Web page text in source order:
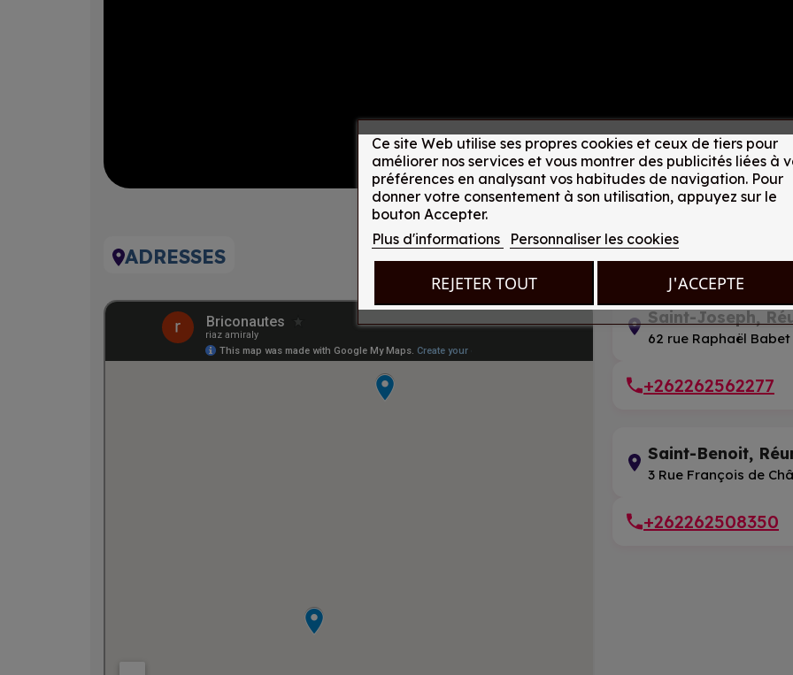
ADRESSES
Saint-Joseph,
62 rue Raphaël
+262262562277
Saint-Benoit,
3 Rue François de
+262262508350
Ce site Web utilise ses propres cookies et ceux de tiers pour
améliorer nos services et vous montrer des publicités liées à
préférences en analysant vos habitudes de navigation. Pour
donner votre consentement à son utilisation, appuyez sur le
bouton Accepter.
Plus d'informations
Personnaliser les cookies
REJETER TOUT J'ACCEPTE